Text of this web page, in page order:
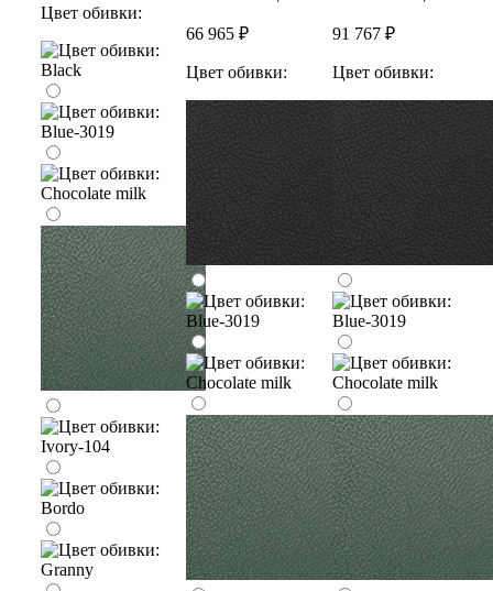
Цвет обивки:
66 965 ₽
Цвет обивки:
91 767 ₽
Цвет обивки: